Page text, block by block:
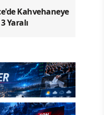
Kahvehaneye
Yaralı